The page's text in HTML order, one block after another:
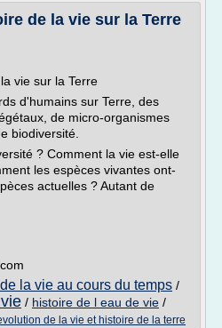
de la vie sur la Terre
vie sur la Terre
d'humains sur Terre, des
de micro-organismes
biodiversité.
? Comment la vie est-elle
les espèces vivantes ont-
actuelles ? Autant de
la vie au cours du temps /
/ histoire de l eau de vie /
de la vie et histoire de la terre